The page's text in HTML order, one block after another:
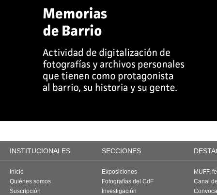
INSTITUCIONALES SECCIONES
Inicio
Quiénes somos
Suscripción
Exposiciones
Fotografías del CdF
Investigación
MUFF,
Canal